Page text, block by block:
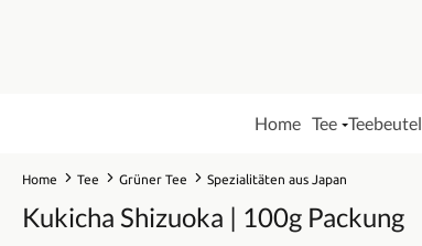
Home Tee Teebeutel
Home Tee Grüner Tee Spezialitäten aus Japan
Kukicha Shizuoka | 100g Packung